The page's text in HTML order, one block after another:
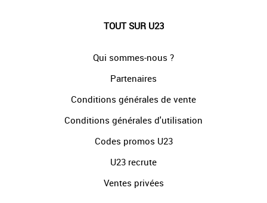
TOUT SUR U23
Qui sommes-nous ?
Partenaires
Conditions générales de vente
Conditions générales d'utilisation
Codes promos U23
U23 recrute
Ventes privées